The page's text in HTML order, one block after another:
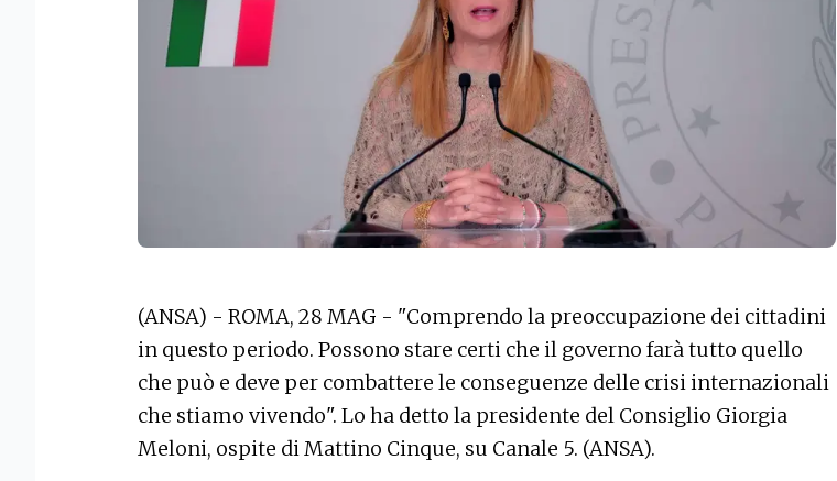
(ANSA) - ROMA, 28 MAG - "Comprendo la preoccupazione dei cittadini
in questo periodo. Possono stare certi che il governo farà tutto quello
che può e deve per combattere le conseguenze delle crisi internazionali
che stiamo vivendo". Lo ha detto la presidente del Consiglio Giorgia
Meloni, ospite di Mattino Cinque, su Canale 5. (ANSA).